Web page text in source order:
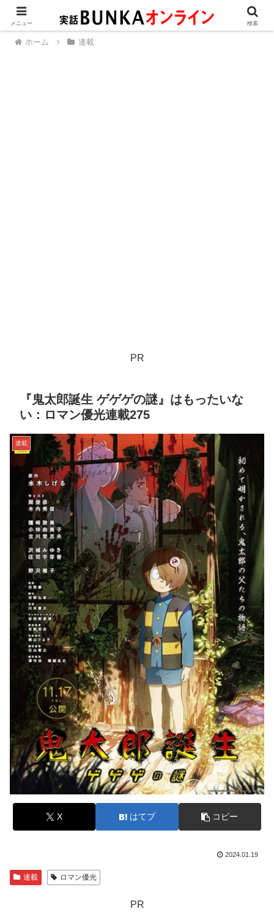
ホーム 連載
PR
『鬼太郎誕生 ゲゲゲの謎』はもったいな
い：ロマン優光連載275
連載
X はてブ コピー
2024.01.19
連載 ロマン優光
PR
メニュー 検索